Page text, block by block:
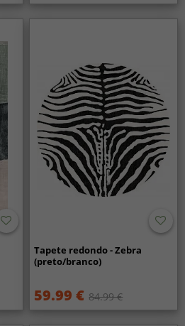
Tapete redondo - Zebra
(preto/branco)
59.99 € 84.99 €